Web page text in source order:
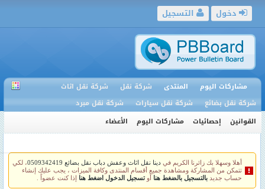
التسجيل دخول
مشاركات اليوم المنتدى شركة نقل
شركة نقل اثاث
شركة نقل بضائع
شركة نقل سيارات
شركة نقل مبرد
القوانين
إحصائيات مشاركات اليوم الأعضاء
أهلا وسهلا بك زائرنا الكريم فيدينا نقل اثاث وعفش دباب نقل بضائع 0509342419
، لكي
تتمكن من المشاركة ومشاهدة جميع أقسام المنتدى وكافة الميزات ، يجب عليك إنشاء
حساب جديدبالتسجيل بالضغط هنا أوتسجيل الدخول اضغط هنا إذا كنت عضواً .